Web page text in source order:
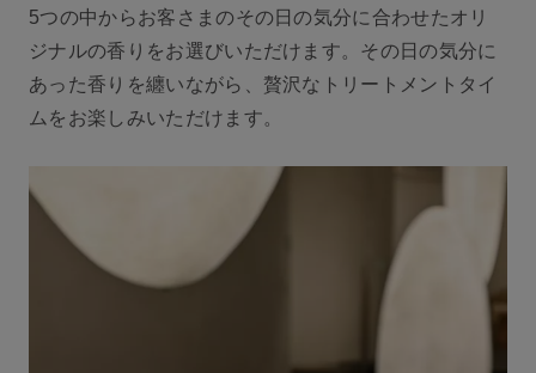
5つの中からお客さまのその日の気分に合わせたオリ
ジナルの香りをお選びいただけます。その日の気分に
あった香りを纏いながら、贅沢なトリートメントタイ
ムをお楽しみいただけます。